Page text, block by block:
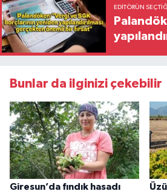
EDITÖRÜN SEÇTIĞI
Bunlar da ilginizi çekebilir
Giresun’da fındık hasadı